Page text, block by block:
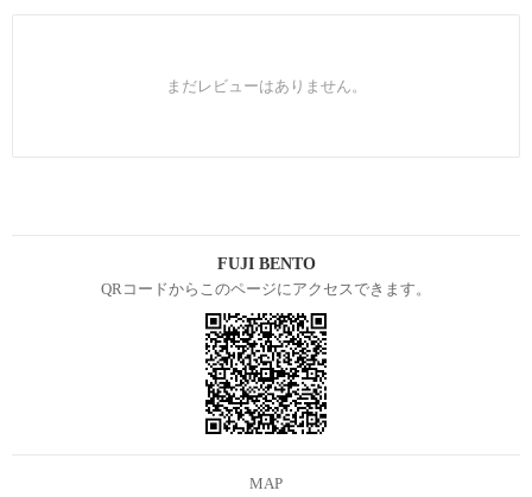
まだレビューはありません。
FUJI BENTO
QRコードからこのページにアクセスできます。
MAP